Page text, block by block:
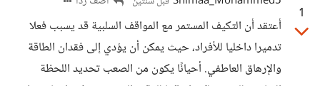
1
أعتقد أن التكيف المستمر مع المواقف السلبية قد يسبب فعلا
تدميرا داخليا للأفراد، حيث يمكن أن يؤدي إلى فقدان الطاقة
والإرهاق العاطفي. أحيانًا يكون من الصعب تحديد اللحظة